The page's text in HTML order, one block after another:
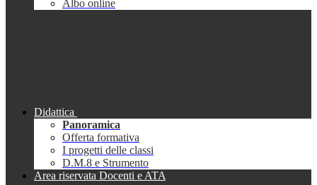
Albo online
Didattica
Panoramica
Offerta formativa
I progetti delle classi
D.M.8 e Strumento
Area riservata Docenti e ATA